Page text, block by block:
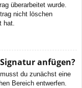
überarbeitet wurde.
nicht löschen
hat.
anfügen?
du zunächst eine
Bereich entwerfen.